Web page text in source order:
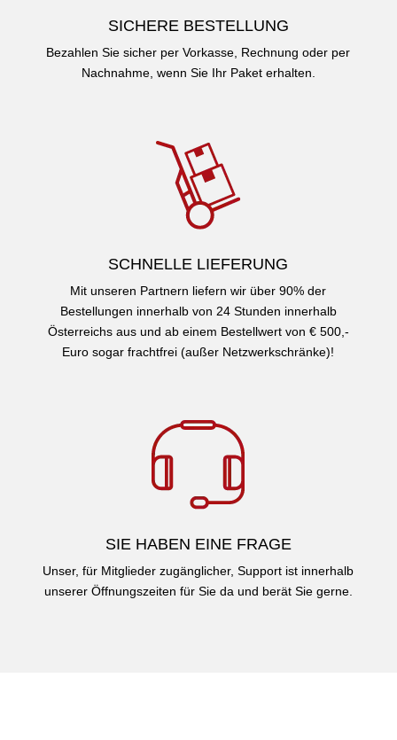
SICHERE BESTELLUNG
Bezahlen Sie sicher per Vorkasse, Rechnung oder per
Nachnahme, wenn Sie Ihr Paket erhalten.
SCHNELLE LIEFERUNG
Mit unseren Partnern liefern wir über 90% der
Bestellungen innerhalb von 24 Stunden innerhalb
Österreichs aus und ab einem Bestellwert von € 500,-
Euro sogar frachtfrei (außer Netzwerkschränke)!
SIE HABEN EINE FRAGE
Unser, für Mitglieder zugänglicher, Support ist innerhalb
unserer Öffnungszeiten für Sie da und berät Sie gerne.